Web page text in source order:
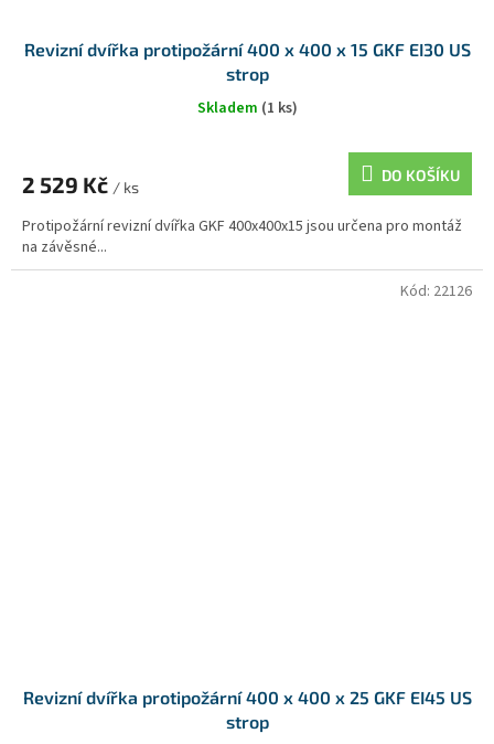
Revizní dvířka protipožární 400 x 400 x 15 GKF EI30 US
strop
Skladem (1 ks)
2 529 Kč / ks
DO KOŠÍKU
Protipožární revizní dvířka GKF 400x400x15 jsou určena pro montáž
na závěsné...
Revizní dvířka protipožární 400 x 400 x 25 GKF EI45 US
strop
Kód: 22126